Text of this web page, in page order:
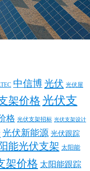
中信博光伏 光伏屋
架价格 光伏支
格 光伏支架招标 光伏支架设计
光伏新能源 光伏跟踪
能光伏支架 太阳能
架价格 太阳能跟踪